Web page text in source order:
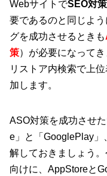
WebサイトでSEO対
要であるのと同じよ
グを成功させるときも
策）が必要になって
リストア内検索で上
加します。
ASO対策を成功させ
e」と「GooglePlay」
解しておきましょう
向けに、AppStoreと